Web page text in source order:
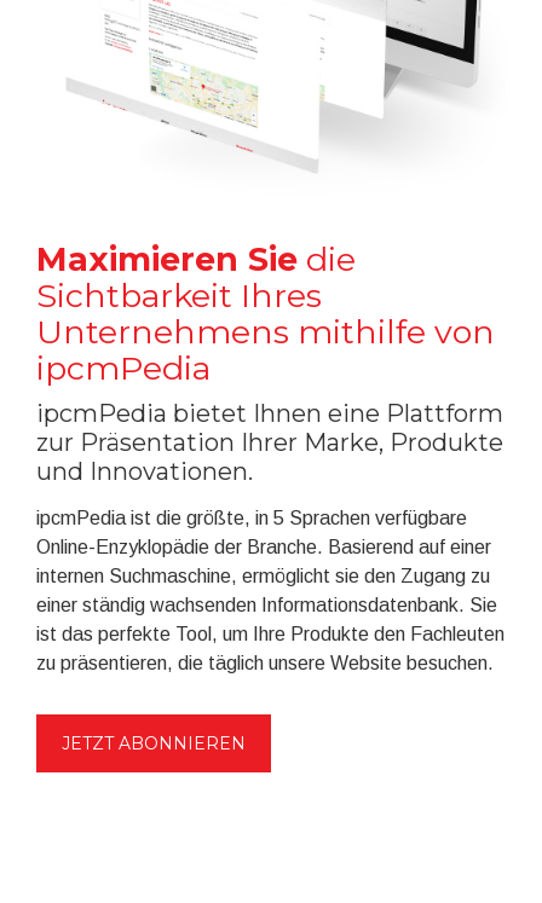
Maximieren Sie die
Sichtbarkeit Ihres
Unternehmens mithilfe von
ipcmPedia
ipcmPedia bietet Ihnen eine Plattform
zur Präsentation Ihrer Marke, Produkte
und Innovationen.
ipcmPedia ist die größte, in 5 Sprachen verfügbare
Online-Enzyklopädie der Branche. Basierend auf einer
internen Suchmaschine, ermöglicht sie den Zugang zu
einer ständig wachsenden Informationsdatenbank. Sie
ist das perfekte Tool, um Ihre Produkte den Fachleuten
zu präsentieren, die täglich unsere Website besuchen.
JETZT ABONNIEREN